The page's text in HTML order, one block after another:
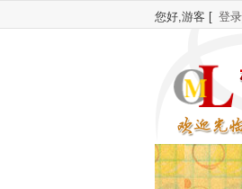
您好,游客 [ 登录